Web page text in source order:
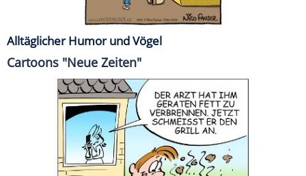
Alltäglicher Humor und Vögel
Cartoons "Neue Zeiten"